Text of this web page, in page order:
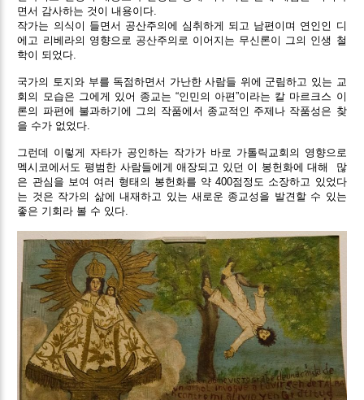
면서 감사하는 것이 내용이다.
작가는 의식이 들면서 공산주의에 심취하게 되고 남편이며 연인인 디
에고 리베라의 영향으로 공산주의로 이어지는 무신론이 그의 인생 철
학이 되었다.
국가의 토지와 부를 독점하면서 가난한 사람들 위에 군림하고 있는 교
회의 모습은 그에게 있어 종교는 “인민의 아편”이라는 칼 마르크스 이
론의 파편에 불과하기에 그의 작품에서 종교적인 주제나 작품성은 찾
을 수가 없었다.
그런데 이렇게 자타가 공인하는 작가가 바로 가톨릭교회의 영향으로
멕시코에서도 평범한 사람들에게 애장되고 있던 이 봉헌화에 대해
많
은 관심을 보여 여러 형태의 봉헌화를 약 400점정도 소장하고 있었다
는 것은 작가의 삶에 내재하고 있는 새로운 종교성을 발견할 수 있는
좋은 기회라 볼 수 있다.